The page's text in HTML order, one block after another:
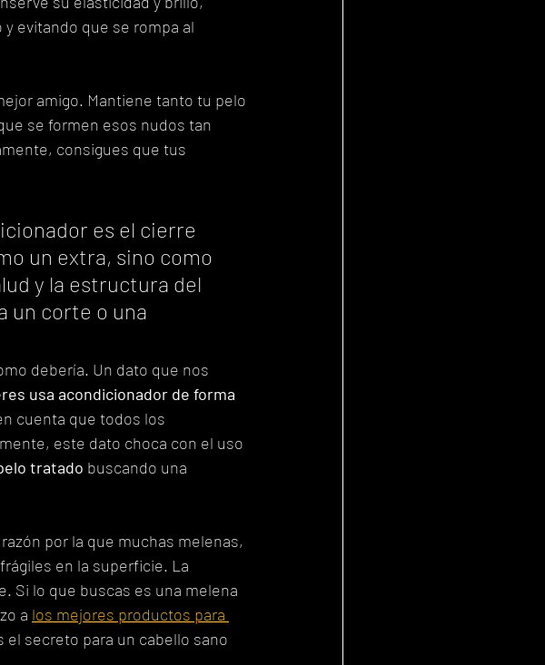
evitando que se rompa al
amigo. Mantiene tanto tu pelo
se formen esos nudos tan
consigues que tus
es el cierre
un extra, sino como
y la estructura del
un corte o una
debería. Un dato que nos
usa acondicionador de forma
cuenta que todos los
este dato choca con el uso
tratado buscando una
por la que muchas melenas,
en la superficie. La
Si lo que buscas es una melena
a los mejores productos para
secreto para un cabello sano